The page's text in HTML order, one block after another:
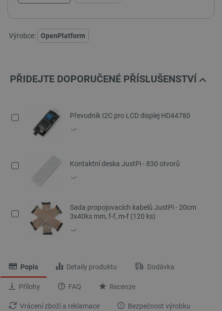
Výrobce: OpenPlatform
PŘIDEJTE DOPORUČENÉ PŘÍSLUŠENSTVÍ
Převodník I2C pro LCD displej HD44780
Kontaktní deska JustPi - 830 otvorů
Sada propojovacích kabelů JustPi - 20cm
3x40ks mm, f-f, m-f (120 ks)
Popis Detaily produktu Dodávka
Přílohy FAQ Recenze
Vrácení zboží a reklamace Bezpečnost výrobku